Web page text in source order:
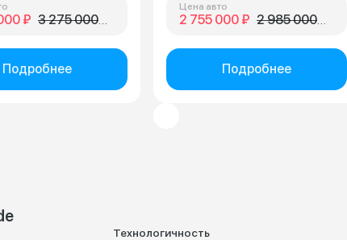
₽ 3 275 000 ₽
Подробнее
Цена авто
2 755 000 ₽ 2 985 000 ₽
Подробнее
Технологичность